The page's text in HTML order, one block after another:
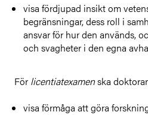
visa fördjupad insikt om
begränsningar, dess roll i
ansvar för hur den används,
och svagheter i den egna
För licentiatexamenska
visa förmåga att göra